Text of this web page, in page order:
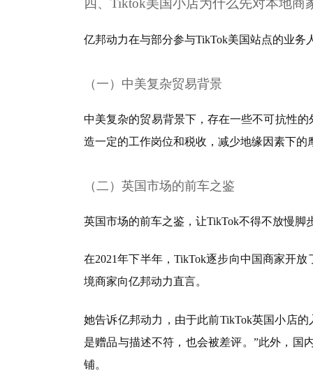
亿邦动力在与部分参与TikTok美国站点的业
（一）中美复杂贸易背景
中美复杂的贸易背景下，存在一些不可抗性
造一定的工作岗位和税收，减少地缘因素下
（二）英国市场的前车之鉴
英国市场的前车之鉴，让TikTok不得不放慢
在2021年下半年，TikTok逐步向中国商家开
境商家向亿邦动力直言。
她告诉亿邦动力，由于此前TikTok英国小店
是赠品与描述不符，也会被差评。”此外，国
铺。